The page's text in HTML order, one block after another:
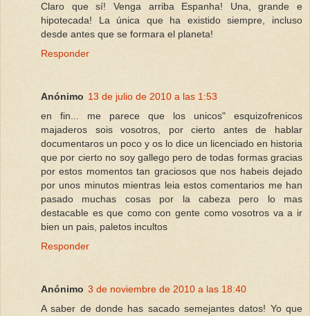
Claro que sí! Venga arriba Espanha! Una, grande e
hipotecada! La única que ha existido siempre, incluso
desde antes que se formara el planeta!
Responder
Anónimo 13 de julio de 2010 a las 1:53
en fin... me parece que los unicos" esquizofrenicos
majaderos sois vosotros, por cierto antes de hablar
documentaros un poco y os lo dice un licenciado en historia
que por cierto no soy gallego pero de todas formas gracias
por estos momentos tan graciosos que nos habeis dejado
por unos minutos mientras leia estos comentarios me han
pasado muchas cosas por la cabeza pero lo mas
destacable es que como con gente como vosotros va a ir
bien un pais, paletos incultos
Responder
Anónimo 3 de noviembre de 2010 a las 18:40
A saber de donde has sacado semejantes datos! Yo que